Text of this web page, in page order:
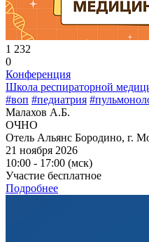
1 232
0
Конференция
Школа респираторной
#воп #педиатрия
Малахов А.Б.
ОЧНО
Отель Альянс Бородино, г.
21 ноября 2026
10:00 - 17:00 (мск)
Участие бесплатное
Подробнее